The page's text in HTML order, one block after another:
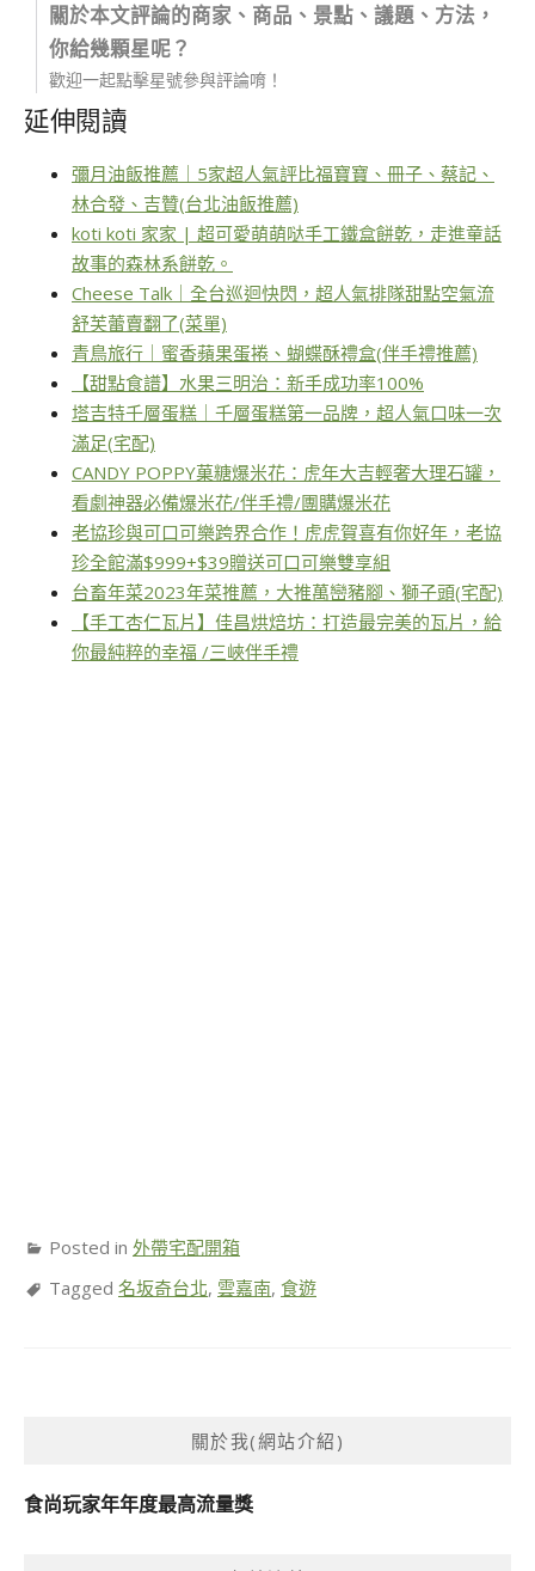
關於本文評論的商家、商品、景點、議題、方法，
你給幾顆星呢？
歡迎一起點擊星號參與評論唷！
延伸閱讀
彌月油飯推薦｜5家超人氣評比福寶寶、冊子、蔡記、
林合發、吉贊(台北油飯推薦)
koti koti 家家 | 超可愛萌萌哒手工鐵盒餅乾，走進童話
故事的森林系餅乾。
Cheese Talk｜全台巡迴快閃，超人氣排隊甜點空氣流
舒芙蕾賣翻了(菜單)
青鳥旅行｜蜜香蘋果蛋捲、蝴蝶酥禮盒(伴手禮推薦)
【甜點食譜】水果三明治：新手成功率100%
塔吉特千層蛋糕｜千層蛋糕第一品牌，超人氣口味一次
滿足(宅配)
CANDY POPPY菓糖爆米花：虎年大吉輕奢大理石罐，
看劇神器必備爆米花/伴手禮/團購爆米花
老協珍與可口可樂跨界合作！虎虎賀喜有你好年，老協
珍全館滿$999+$39贈送可口可樂雙享組
台畜年菜2023年菜推薦，大推萬巒豬腳、獅子頭(宅配)
【手工杏仁瓦片】佳昌烘焙坊：打造最完美的瓦片，給
你最純粹的幸福 /三峽伴手禮
Posted in 外帶宅配開箱
Tagged 名坂奇台北, 雲嘉南, 食遊
關於我(網站介紹)
食尚玩家年年度最高流量獎